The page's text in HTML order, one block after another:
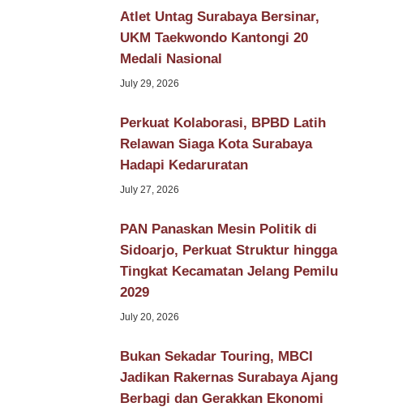
Atlet Untag Surabaya Bersinar,
UKM Taekwondo Kantongi 20
Medali Nasional
July 29, 2026
Perkuat Kolaborasi, BPBD Latih
Relawan Siaga Kota Surabaya
Hadapi Kedaruratan
July 27, 2026
PAN Panaskan Mesin Politik di
Sidoarjo, Perkuat Struktur hingga
Tingkat Kecamatan Jelang Pemilu
2029
July 20, 2026
Bukan Sekadar Touring, MBCI
Jadikan Rakernas Surabaya Ajang
Berbagi dan Gerakkan Ekonomi